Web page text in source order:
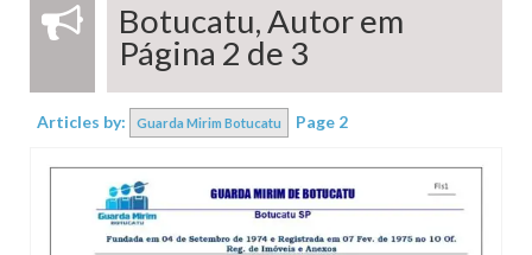
Quem Somos
Capacitação profissional
Educação
Programa cultural
Botucatu, Autor em
Página 2 de 3
Articles by: Guarda Mirim Botucatu Page 2